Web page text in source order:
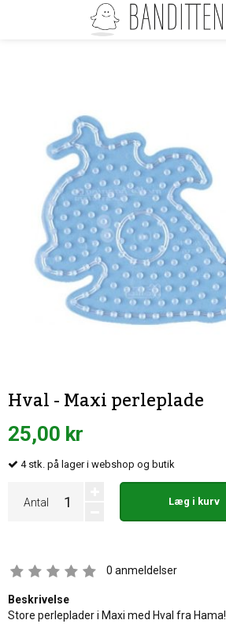
Hval - Maxi perleplade
25,00 kr
4 stk. på lager i webshop og butik
Antal Læg i kurv
0 anmeldelser
Beskrivelse
Store perleplader i Maxi med Hval fra Hama!